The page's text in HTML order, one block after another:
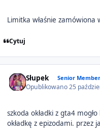
Limitka właśnie zamówiona
Cytuj
Słupek Senior Member
Opublikowano25
szkoda okładki z gta4
okładkę z epizodami. przez